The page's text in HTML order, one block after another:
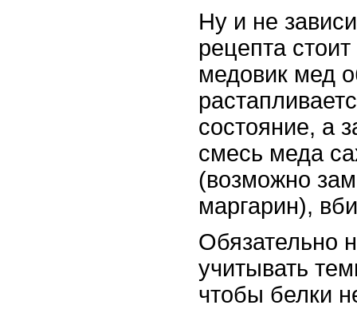
Ну и не
рецепта
медовик мед
состояние, а
смесь меда
(возможно
маргарин),
Обязательно
учитывать
чтобы белки